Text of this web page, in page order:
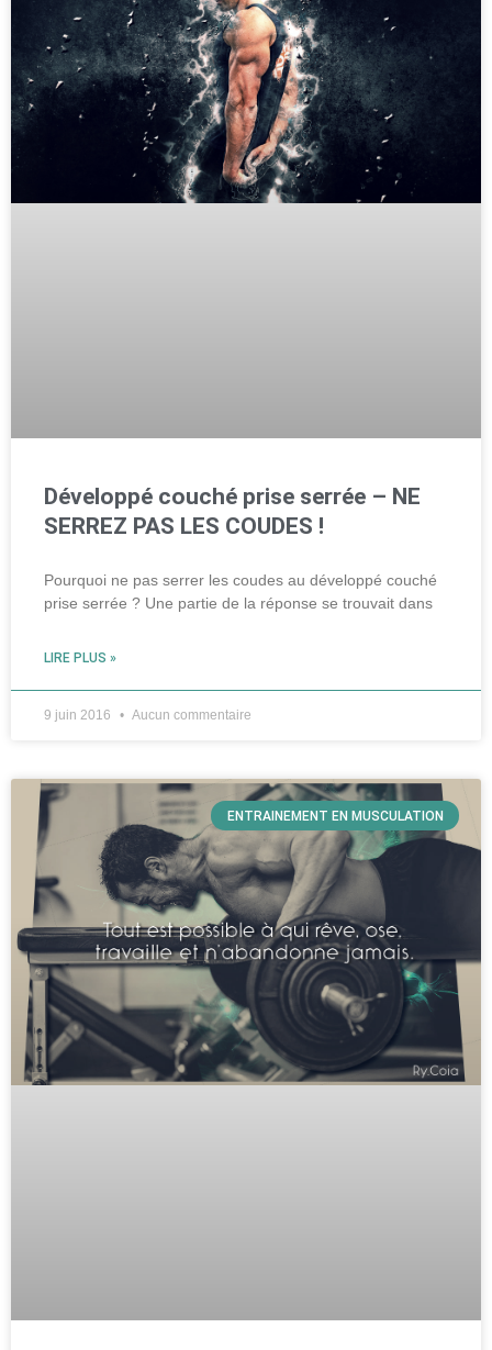
Développé couché prise serrée – NE
SERREZ PAS LES COUDES !
Pourquoi ne pas serrer les coudes au développé couché
prise serrée ? Une partie de la réponse se trouvait dans
LIRE PLUS »
9 juin 2016 Aucun commentaire
ENTRAINEMENT EN MUSCULATION